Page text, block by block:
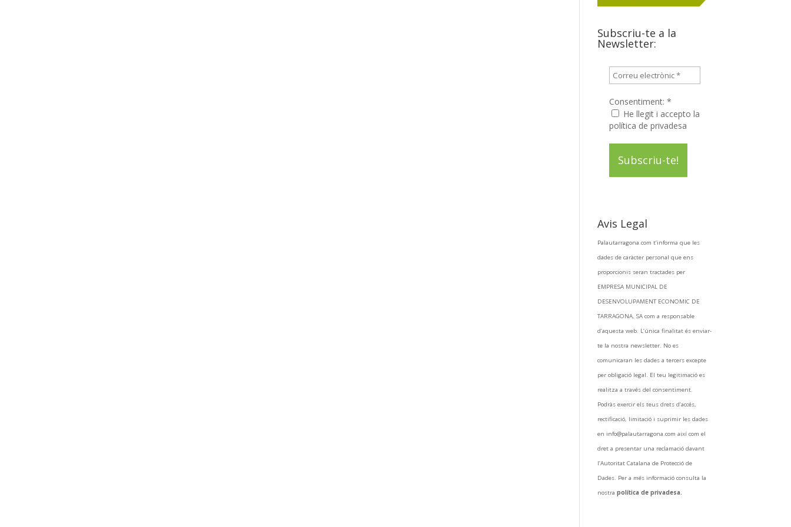
Subscriu-te a la
Newsletter:
Consentiment:*
He llegit i accepto la
política de privadesa
Avis Legal
Palautarragona.com t’informa que les
dades de caràcter personal que ens
proporcionis seran tractades per
EMPRESA MUNICIPAL DE
DESENVOLUPAMENT ECONOMIC DE
TARRAGONA, SA com a responsable
d’aquesta web. L’única finalitat és enviar-
te la nostra newsletter. No es
comunicaran les dades a tercers excepte
per obligació legal. El teu legitimació es
realitza a través del consentiment.
Podràs exercir els teus drets d’accés,
rectificació, limitació i suprimir les dades
en info@palautarragona.com així com el
dret a presentar una reclamació davant
l’Autoritat Catalana de Protecció de
Dades. Per a més informació consulta la
nostrapolítica de privadesa.